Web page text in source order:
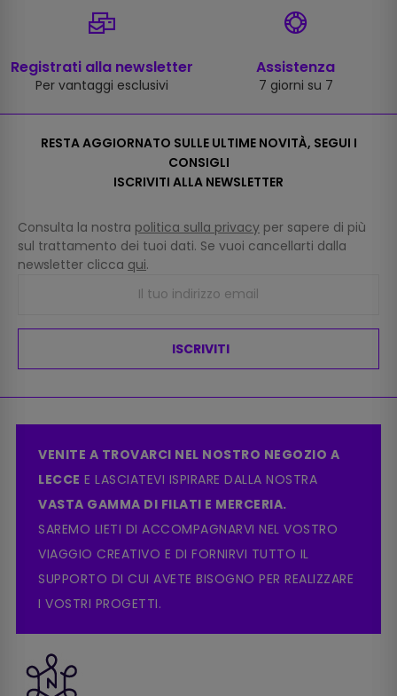
Registrati alla newsletter
Per vantaggi esclusivi
Assistenza
7 giorni su 7
RESTA AGGIORNATO SULLE ULTIME NOVITÀ, SEGUI I
CONSIGLI
ISCRIVITI ALLA NEWSLETTER
Consulta la nostra politica sulla privacy per sapere di più
sul trattamento dei tuoi dati. Se vuoi cancellarti dalla
newsletter clicca qui.
ISCRIVITI
VENITE A TROVARCI NEL NOSTRO NEGOZIO A
LECCE E LASCIATEVI ISPIRARE DALLA NOSTRA
VASTA GAMMA DI FILATI E MERCERIA.
SAREMO LIETI DI ACCOMPAGNARVI NEL VOSTRO
VIAGGIO CREATIVO E DI FORNIRVI TUTTO IL
SUPPORTO DI CUI AVETE BISOGNO PER REALIZZARE
I VOSTRI PROGETTI.